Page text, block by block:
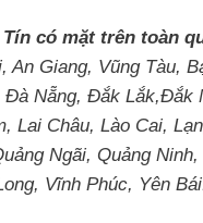
có mặt trên toàn
An Giang, Vũng Tàu,
Đà Nẵng, Đắk Lắk,Đắk
Lai Châu, Lào Cai,
Ngãi, Quảng
Vĩnh Phúc, Yên